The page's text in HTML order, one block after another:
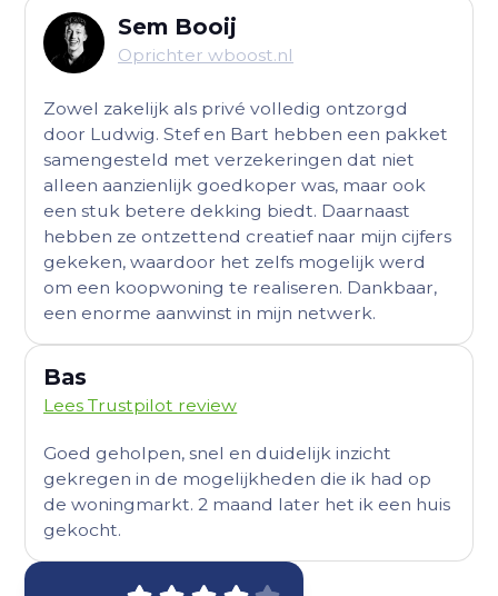
Sem Booij
Oprichter wboost.nl
Zowel zakelijk als privé volledig ontzorgd
door Ludwig. Stef en Bart hebben een pakket
samengesteld met verzekeringen dat niet
alleen aanzienlijk goedkoper was, maar ook
een stuk betere dekking biedt. Daarnaast
hebben ze ontzettend creatief naar mijn cijfers
gekeken, waardoor het zelfs mogelijk werd
om een koopwoning te realiseren. Dankbaar,
een enorme aanwinst in mijn netwerk.
Bas
Lees Trustpilot review
Goed geholpen, snel en duidelijk inzicht
gekregen in de mogelijkheden die ik had op
de woningmarkt. 2 maand later het ik een huis
gekocht.